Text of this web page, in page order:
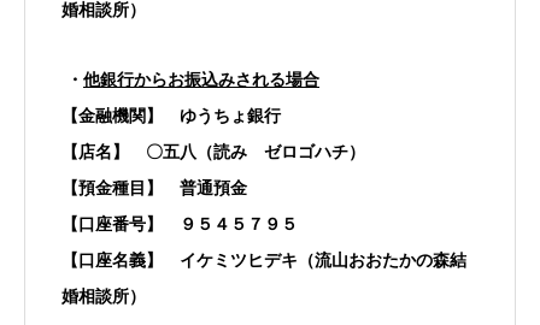
婚相談所）
・ 他銀行からお振込みされる場合
【金融機関】 ゆうちょ銀行
【店名】 〇五八（読み ゼロゴハチ）
【預金種目】 普通預金
【口座番号】 ９５４５７９５
【口座名義】 イケミツヒデキ（流山おおたかの森結
婚相談所）